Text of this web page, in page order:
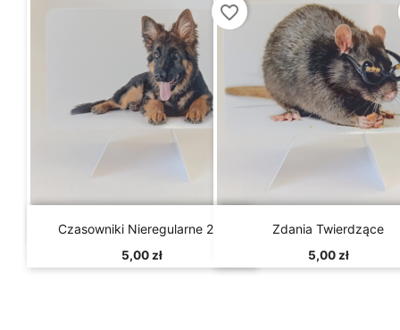
Szybki podgląd
Czasowniki Nieregularne 2/4
5,00 zł
favorite_border
Szybki podgląd
Zdania Twierdzące
5,00 zł